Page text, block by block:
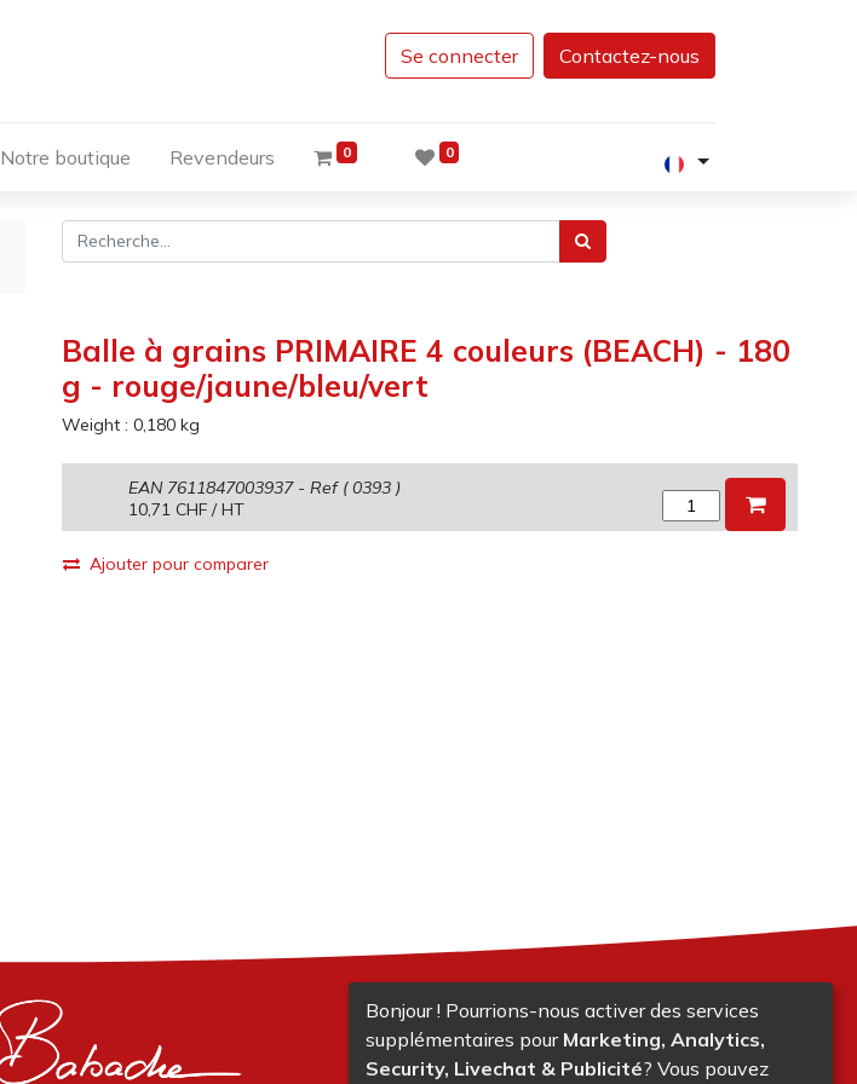
Se connecter Contactez-nous
Notre boutique Revendeurs 0 0
Balle à grains PRIMAIRE 4 couleurs (BEACH) - 180
g - rouge/jaune/bleu/vert
Weight : 0,180kg
10,71CHF/ HT
EAN 7611847003937- Ref (0393)
Ajouter pour comparer
Bonjour ! Pourrions-nous activer des services
supplémentaires pour Marketing, Analytics,
Security, Livechat & Publicité? Vous pouvez